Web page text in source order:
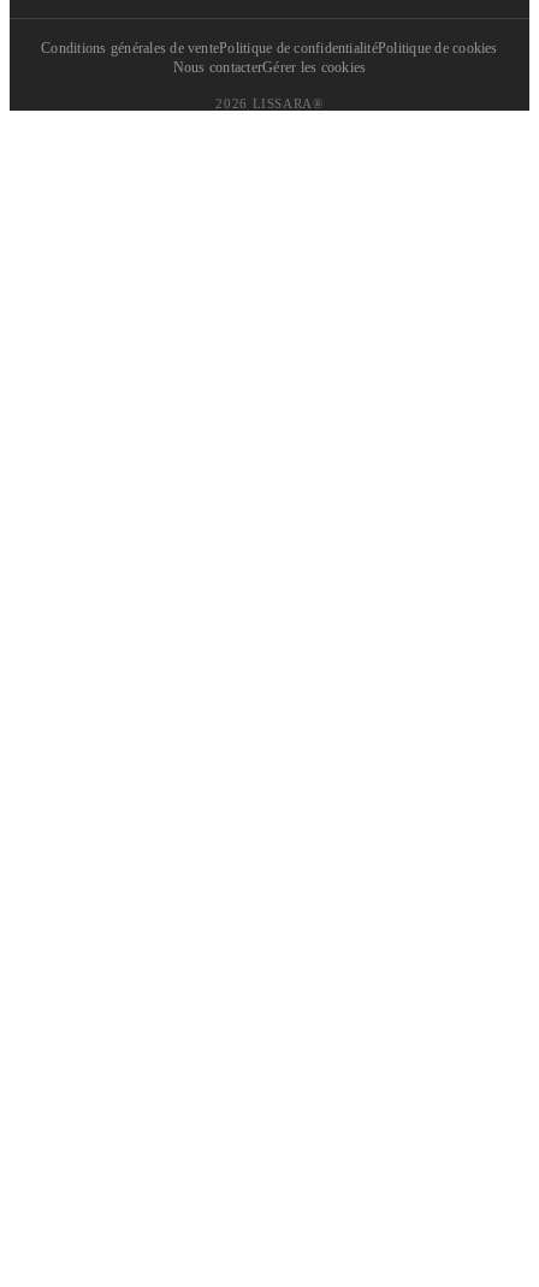
Conditions générales de ventePolitique de confidentialitéPolitique de cookies
Nous contacterGérer les cookies
2026 LISSARA®